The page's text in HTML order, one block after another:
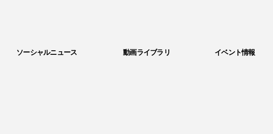
ソーシャルニュース 動画ライブラリ イベント情報